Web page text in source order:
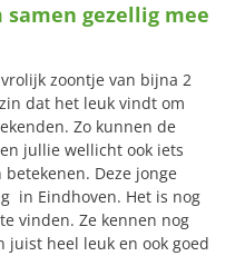
samen gezellig mee
zoontje van bijna 2
dat het leuk vindt om
Zo kunnen de
jullie wellicht ook iets
Deze jonge
in Eindhoven. Het is nog
vinden. Ze kennen nog
heel leuk en ook goed